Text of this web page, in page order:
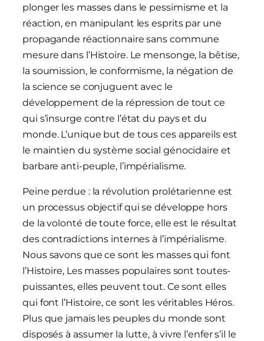
plonger les masses dans le pessimisme et la
réaction, en manipulant les esprits par une
propagande réactionnaire sans commune
mesure dans l’Histoire. Le mensonge, la bêtise,
la soumission, le conformisme, la négation de
la science se conjuguent avec le
développement de la répression de tout ce
qui s’insurge contre l’état du pays et du
monde. L’unique but de tous ces appareils est
le maintien du système social génocidaire et
barbare anti-peuple, l’impérialisme.
Peine perdue : la révolution prolétarienne est
un processus objectif qui se développe hors
de la volonté de toute force, elle est le résultat
des contradictions internes à l’impérialisme.
Nous savons que ce sont les masses qui font
l’Histoire, Les masses populaires sont toutes-
puissantes, elles peuvent tout. Ce sont elles
qui font l’Histoire, ce sont les véritables Héros.
Plus que jamais les peuples du monde sont
disposés à assumer la lutte, à vivre l’enfer s’il le